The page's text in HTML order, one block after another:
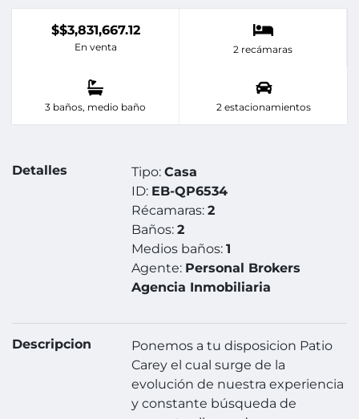
$$3,831,667.12
En venta 2 recámaras
3 baños, medio baño 2 estacionamientos
Detalles Tipo:Casa
ID: EB-QP6534
Récamaras:2
Baños:2
Medios baños:1
Agente: Personal Brokers
Agencia Inmobiliaria
Descripcion
Ponemos a tu disposicion Patio
Carey el cual surge de la
evolución de nuestra experiencia
y constante búsqueda de